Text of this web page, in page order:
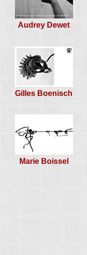
Audrey Dewet
Gilles Boenisch
Marie Boissel